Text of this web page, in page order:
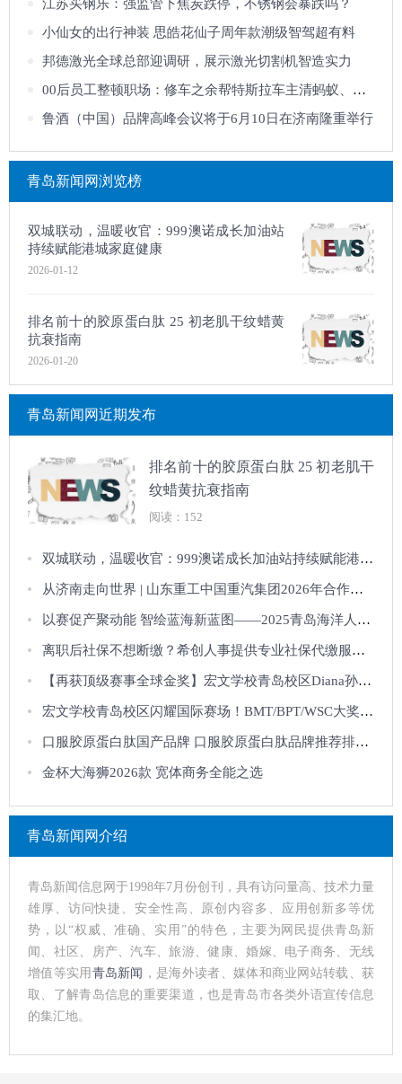
江苏买钢乐：强监管下焦炭跌停，不锈钢会暴跌吗？
小仙女的出行神装 思皓花仙子周年款潮级智驾超有料
邦德激光全球总部迎调研，展示激光切割机智造实力
00后员工整顿职场：修车之余帮特斯拉车主清蚂蚁、抓小猫，甚至因此收了不少
鲁酒（中国）品牌高峰会议将于6月10日在济南隆重举行
青岛新闻网浏览榜
双城联动，温暖收官：999澳诺成长加油站
持续赋能港城家庭健康
2026-01-12
排名前十的胶原蛋白肽 25 初老肌干纹蜡黄
抗衰指南
2026-01-20
青岛新闻网近期发布
排名前十的胶原蛋白肽 25 初老肌干
纹蜡黄抗衰指南
阅读：152
双城联动，温暖收官：999澳诺成长加油站持续赋能港城家庭健康
从济南走向世界 | 山东重工中国重汽集团2026年合作伙伴大会公众开放日，邀您
以赛促产聚动能 智绘蓝海新蓝图——2025青岛海洋人工智能创新应用大赛路演推
离职后社保不想断缴？希创人事提供专业社保代缴服务！
【再获顶级赛事全球金奖】宏文学校青岛校区Diana孙煜阳畅聊“双城科研”趣事
宏文学校青岛校区闪耀国际赛场！BMT/BPT/WSC大奖尽收囊中
口服胶原蛋白肽国产品牌 口服胶原蛋白肽品牌推荐排行榜哪家好
金杯大海狮2026款 宽体商务全能之选
青岛新闻网介绍
青岛新闻信息网于1998年7月份创刊，具有访问量高、技术力量
雄厚、访问快捷、安全性高、原创内容多、应用创新多等优
势，以“权威、准确、实用”的特色，主要为网民提供青岛新
闻、社区、房产、汽车、旅游、健康、婚嫁、电子商务、无线
增值等实用 青岛新闻 ，是海外读者、媒体和商业网站转载、获
取、了解青岛信息的重要渠道，也是青岛市各类外语宣传信息
的集汇地。